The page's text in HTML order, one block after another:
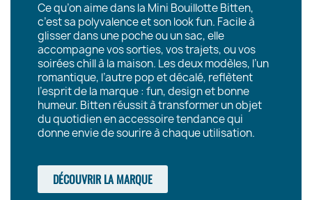
Ce qu’on aime dans la Mini Bouillotte Bitten,
c’est sa polyvalence et son look fun. Facile à
glisser dans une poche ou un sac, elle
accompagne vos sorties, vos trajets, ou vos
soirées chill à la maison. Les deux modèles, l’un
romantique, l’autre pop et décalé, reflètent
l’esprit de la marque : fun, design et bonne
humeur. Bitten réussit à transformer un objet
du quotidien en accessoire tendance qui
donne envie de sourire à chaque utilisation.
DÉCOUVRIR LA MARQUE